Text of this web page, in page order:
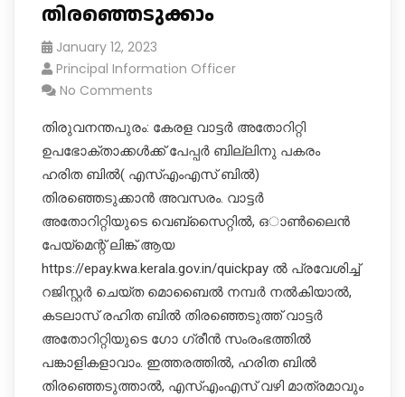
തിരഞ്ഞെടുക്കാം
January 12, 2023
Principal Information Officer
No Comments
തിരുവനന്തപുരം: കേരള വാട്ടർ അതോറിറ്റി
ഉപഭോക്താക്കൾക്ക് പേപ്പർ ബില്ലിനു പകരം
ഹരിത ബിൽ( എസ്എംഎസ് ബിൽ)
തിരഞ്ഞെടുക്കാൻ അവസരം. വാട്ടർ
അതോറിറ്റിയുടെ വെബ്സൈറ്റിൽ, ഒാൺലൈൻ
പേയ്മെന്റ് ലിങ്ക് ആയ
https://epay.kwa.kerala.gov.in/quickpay ൽ പ്രവേശിച്ച്
റജിസ്റ്റർ ചെയ്ത മൊബൈൽ നമ്പർ നൽകിയാൽ,
കടലാസ് രഹിത ബിൽ തിരഞ്ഞെടുത്ത് വാട്ടർ
അതോറിറ്റിയുടെ ​ഗോ ​ഗ്രീൻ സംരംഭത്തിൽ
പങ്കാളികളാവാം. ഇത്തരത്തിൽ, ​ഹരിത ബിൽ
തിരഞ്ഞെടുത്താൽ, എസ്എംഎസ് വഴി മാത്രമാവും